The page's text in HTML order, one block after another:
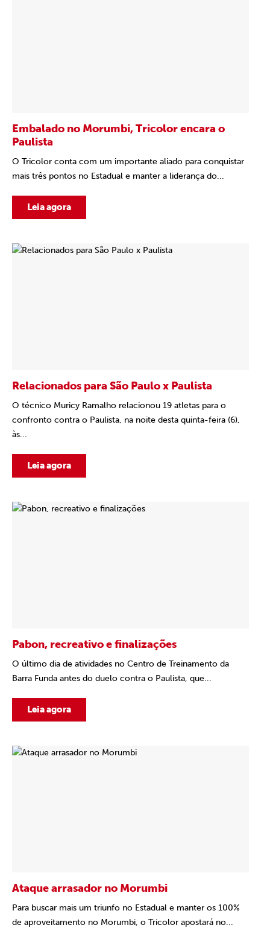
Embalado no Morumbi, Tricolor encara o
Paulista
O Tricolor conta com um importante aliado para conquistar
mais três pontos no Estadual e manter a liderança do...
Leia agora
Relacionados para São Paulo x Paulista
O técnico Muricy Ramalho relacionou 19 atletas para o
confronto contra o Paulista, na noite desta quinta-feira (6),
às...
Leia agora
Pabon, recreativo e finalizações
O último dia de atividades no Centro de Treinamento da
Barra Funda antes do duelo contra o Paulista, que...
Leia agora
Ataque arrasador no Morumbi
Para buscar mais um triunfo no Estadual e manter os 100%
de aproveitamento no Morumbi, o Tricolor apostará no...